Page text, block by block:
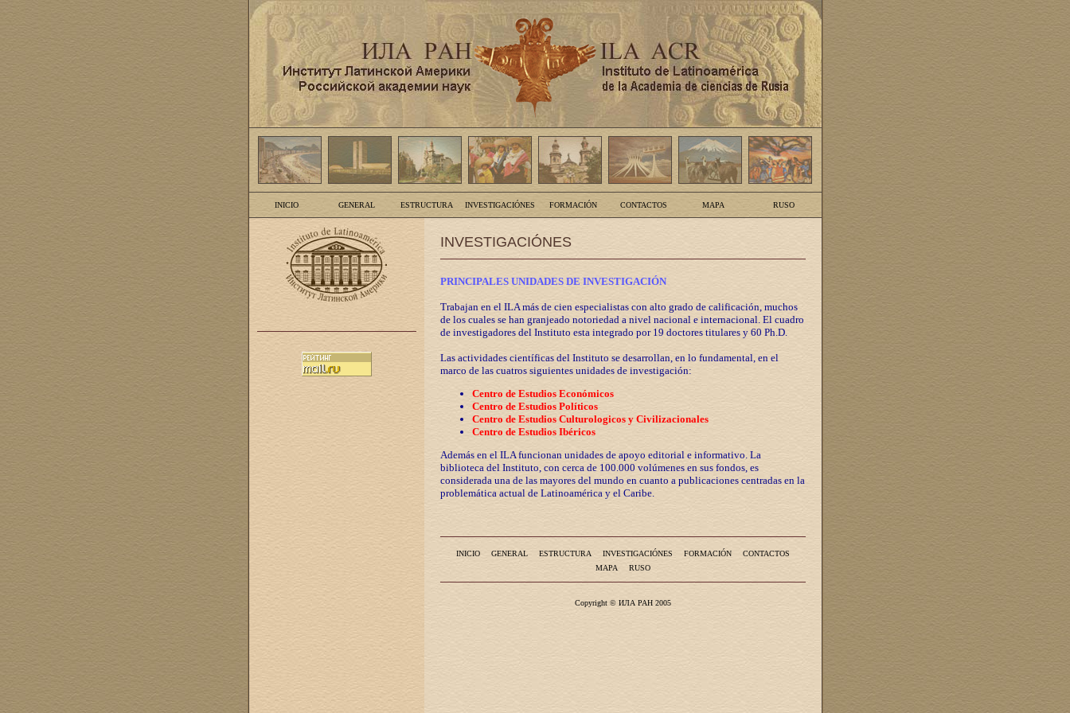
INICIO GENERAL ESTRUCTURA INVESTIGACIÓNES FORMACIÓN CONTACTOS MAPA RUSO
INVESTIGACIÓNES
PRINCIPALES UNIDADES DE INVESTIGACIÓN
Trabajan en el ILA más de cien especialistas con alto grado de calificación, muchos
de los cuales se han granjeado notoriedad a nivel nacional e internacional. El cuadro
de investigadores del Instituto esta integrado por 19 doctores titulares y 60 Ph.D.
Las actividades científicas del Instituto se desarrollan, en lo fundamental, en el
marco de las cuatros siguientes unidades de investigación:
Centro de Estudios Económicos
Centro de Estudios Políticos
Centro de Estudios Culturologicos y Civilizacionales
Centro de Estudios Ibéricos
Además en el ILA funcionan unidades de apoyo editorial e informativo. La
biblioteca del Instituto, con cerca de 100.000 volúmenes en sus fondos, es
considerada una de las mayores del mundo en cuanto a publicaciones centradas en la
problemática actual de Latinoamérica y el Caribe.
INICIO GENERAL ESTRUCTURA INVESTIGACIÓNES FORMACIÓN
CONTACTOS
MAPA
RUSO
Copyright © ИЛА РАН 2005